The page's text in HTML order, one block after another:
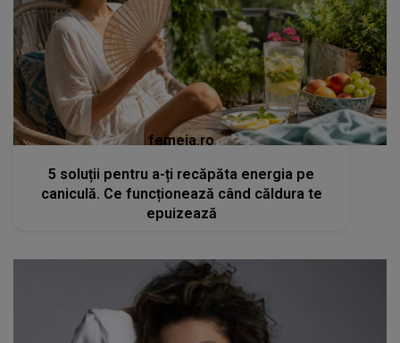
femeia.ro
5 soluții pentru a-ți recăpăta energia pe
caniculă. Ce funcționează când căldura te
epuizează